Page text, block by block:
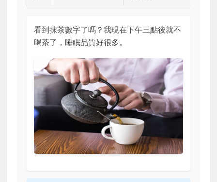
看到抹茶數字了嗎？我現在下午三點後就不
喝茶了，睡眠品質好很多。